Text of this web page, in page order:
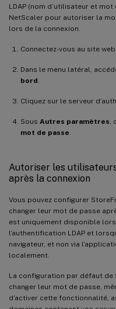
LDAP (nom d’utilisateur et
NetScaler pour autoriser la
lors de la connexion.
Connectez-vous au site
Dans le menu latéral,
bord
Cliquez sur le serveur
Sous Autres paramètres
mot de passe
Autoriser les
après la connexion
Vous pouvez configurer
changer leur mot de passe
est uniquement disponible
l’authentification LDAP et
navigateur, et non via
localement.
La configuration par défaut
changer leur mot de passe,
d’activer cette fonctionnalité,